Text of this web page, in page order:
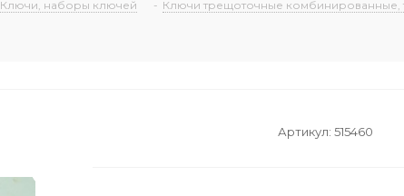
Ключи, наборы ключей - Ключи трещоточные
Артикул: 515460